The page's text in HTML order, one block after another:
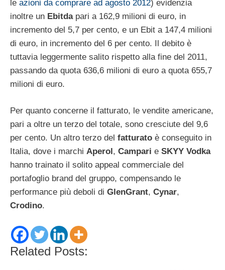
le azioni da comprare ad agosto 2012) evidenzia
inoltre un Ebitdapari a 162,9 milioni di euro, in
incremento del 5,7 per cento, e un Ebit a 147,4 milioni
di euro, in incremento del 6 per cento. Il debito è
tuttavia leggermente salito rispetto alla fine del 2011,
passando da quota 636,6 milioni di euro a quota 655,7
milioni di euro.
Per quanto concerne il fatturato, le vendite americane,
pari a oltre un terzo del totale, sono cresciute del 9,6
per cento. Un altro terzo del fatturato è conseguito in
Italia, dove i marchi Aperol, Campari e SKYY Vodka
hanno trainato il solito appeal commerciale del
portafoglio brand del gruppo, compensando le
performance più deboli di GlenGrant, Cynar,
Crodino.
Related Posts: